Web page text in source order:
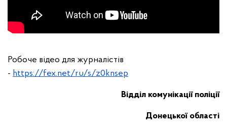
Робоче відео для журналістів
- https://fex.net/ru/s/z0knsep
Відділ комунікації поліції
Донецької області